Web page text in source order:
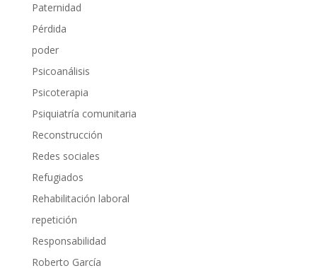
Paternidad
Pérdida
poder
Psicoanálisis
Psicoterapia
Psiquiatría comunitaria
Reconstrucción
Redes sociales
Refugiados
Rehabilitación laboral
repetición
Responsabilidad
Roberto García